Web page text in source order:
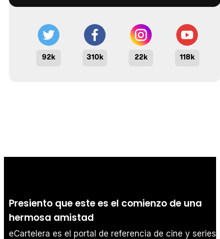
92k 310k 22k 118k
Presiento que este es el comienzo de una
hermosa amistad
eCartelera es el portal de referencia de cine y series.